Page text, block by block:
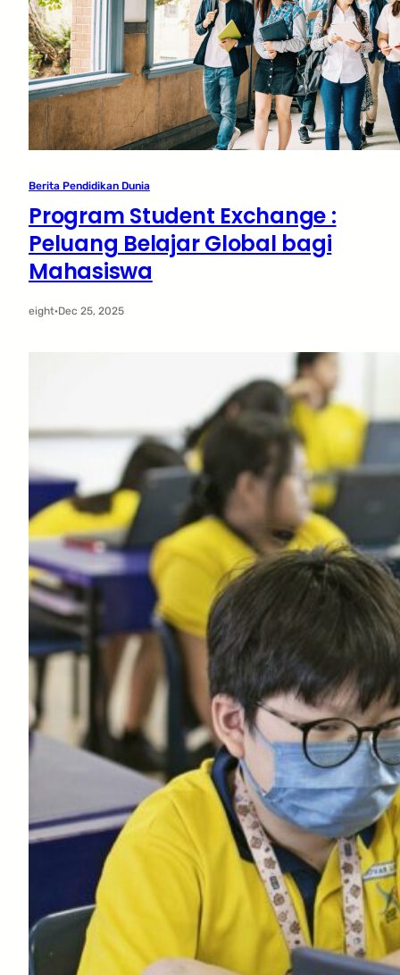
Berita Pendidikan Dunia
Program Student Exchange :
Peluang Belajar Global bagi
Mahasiswa
eight·Dec 25, 2025